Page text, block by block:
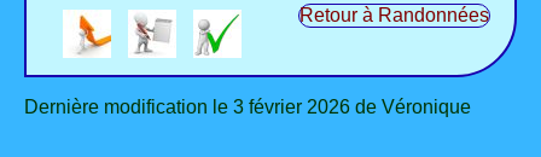
Retour à Randonnées
Dernière modification le 3 février 2026 de Véronique